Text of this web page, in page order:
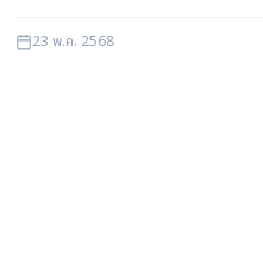
สินค้า บันทึกข้อมูลในระบบ และดูแลส
สมัครง่าย ได้รับบรรจุเป็นพนักงานประจ
23 พ.ค. 2568